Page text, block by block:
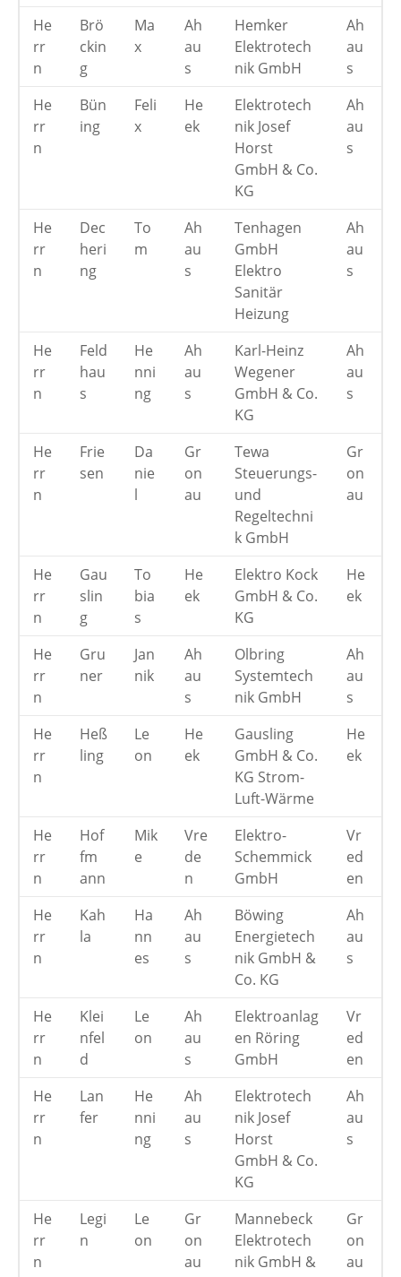
He
rr
n
Brö
ckin
g
Ma
x
Ah
au
s
Hemker
Elektrotech
nik GmbH
Ah
au
s
He
rr
n
Bün
ing
Feli
x
He
ek
Elektrotech
nik Josef
Horst
GmbH & Co.
KG
Ah
au
s
He
rr
n
Dec
heri
ng
To
m
Ah
au
s
Tenhagen
GmbH
Elektro
Sanitär
Heizung
Ah
au
s
He
rr
n
Feld
hau
s
He
nni
ng
Ah
au
s
Karl-Heinz
Wegener
GmbH & Co.
KG
Ah
au
s
He
rr
n
Frie
sen
Da
nie
l
Gr
on
au
Tewa
Steuerungs-
und
Regeltechni
k GmbH
Gr
on
au
He
rr
n
Gau
slin
g
To
bia
s
He
ek
Elektro Kock
GmbH & Co.
KG
He
ek
He
rr
n
Gru
ner
Jan
nik
Ah
au
s
Olbring
Systemtech
nik GmbH
Ah
au
s
He
rr
n
Heß
ling
Le
on
He
ek
Gausling
GmbH & Co.
KG Strom-
Luft-Wärme
He
ek
He
rr
n
Hof
fm
ann
Mik
e
Vre
de
n
Elektro-
Schemmick
GmbH
Vr
ed
en
He
rr
n
Kah
la
Ha
nn
es
Ah
au
s
Böwing
Energietech
nik GmbH &
Co. KG
Ah
au
s
He
rr
n
Klei
nfel
d
Le
on
Ah
au
s
Elektroanlag
en Röring
GmbH
Vr
ed
en
He
rr
n
Lan
fer
He
nni
ng
Ah
au
s
Elektrotech
nik Josef
Horst
GmbH & Co.
KG
Ah
au
s
He
rr
n
Legi
n
Le
on
Gr
on
au
Mannebeck
Elektrotech
nik GmbH &
Gr
on
au